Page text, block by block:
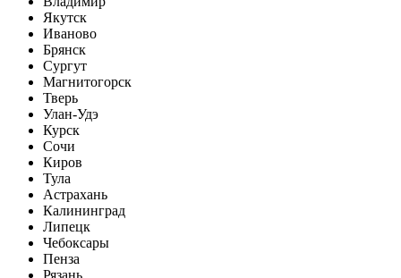
Якутск
Иваново
Брянск
Сургут
Магнитогорск
Тверь
Улан-Удэ
Курск
Сочи
Киров
Тула
Астрахань
Калининград
Липецк
Чебоксары
Пенза
Рязань